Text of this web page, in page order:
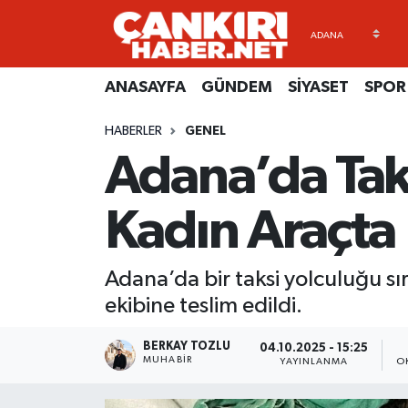
ANASAYFA GÜNDEM SİYASET SPOR
HABERLER GENEL
Adana’da
Kadın
Adana’da bir taksi yolculuğu
ekibine teslim edildi.
BERKAY TOZLU
MUHABIR
04.10.2025 - 15:25
YAYINLANMA
ANASAYFA
RESMİ İLANLAR
Künye
Gizlilik Sözleşmesi
BİYOGRAFİLER
GÜNDEM
Merkez Hava Durumu
Süper Lig Puan Durumu ve Fikstür
Tüm Manşetler
Haber Arşivi